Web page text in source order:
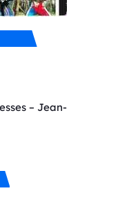
– Jean-